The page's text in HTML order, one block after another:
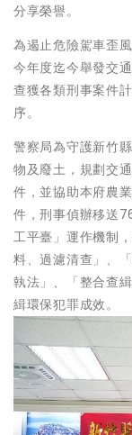
分享榮譽。
為遏止危險駕車歪
今年度迄今舉發交
查獲各類刑事案件
序。
警察局為守護新竹
物及廢土，規劃交
件，並協助本府農
件，刑事偵辦移送
工平臺」運作機制
料、過濾清查」、
執法」、「整合查
緝環保犯罪成效。